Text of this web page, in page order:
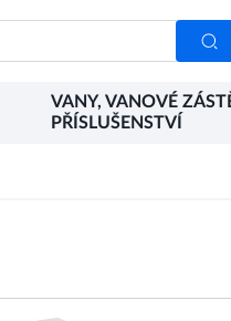
VANY, VANOVÉ
PŘÍSLUŠENSTVÍ